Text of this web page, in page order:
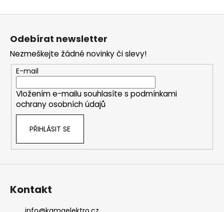
Z
Odebírat newsletter
Nezmeškejte žádné novinky či slevy!
E-mail
Vložením e-mailu souhlasíte s podmínkami
ochrany osobních údajů
PŘIHLÁSIT SE
Kontakt